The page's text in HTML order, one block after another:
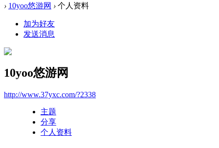
› 10yoo悠游网 › 个人资料
加为好友
发送消息
10yoo悠游网
http://www.37yxc.com/?2338
主题
分享
个人资料